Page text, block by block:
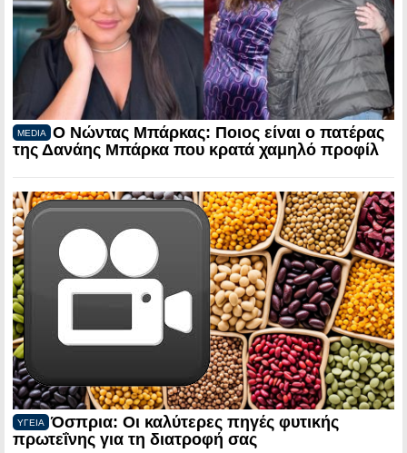
MEDIA
Ο Νώντας Μπάρκας: Ποιος είναι ο πατέρας
της Δανάης Μπάρκα που κρατά χαμηλό προφίλ
ΥΓΕΙΑ
Όσπρια: Οι καλύτερες πηγές φυτικής
πρωτεΐνης για τη διατροφή σας